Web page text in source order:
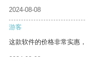
2024-08-08
游客
这款软件的价格非常实惠，